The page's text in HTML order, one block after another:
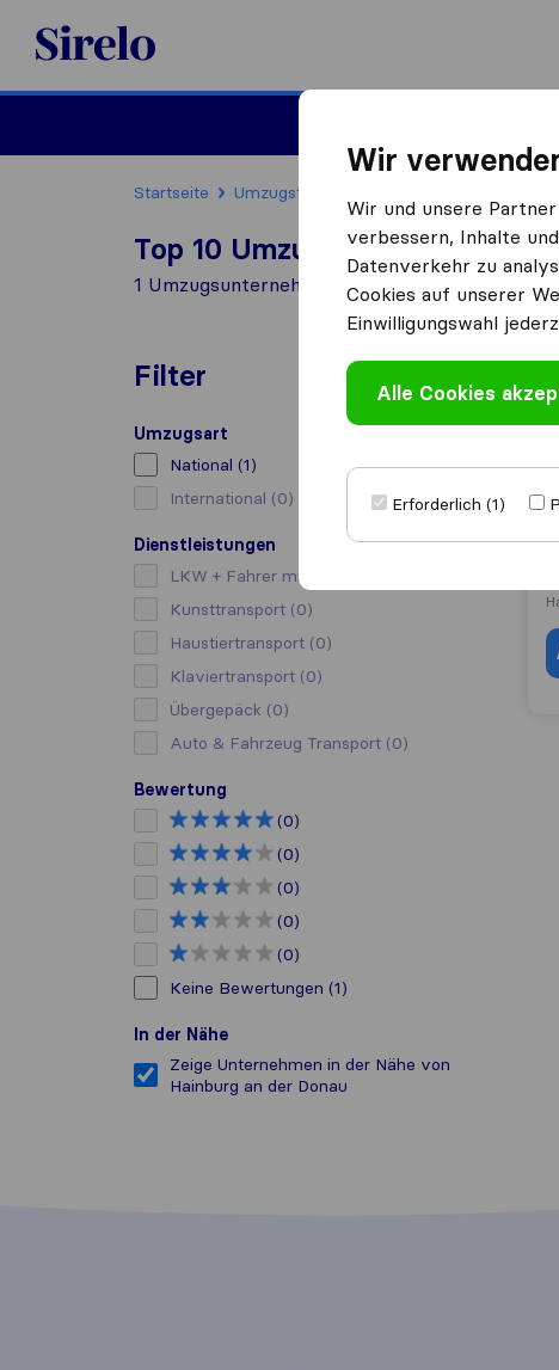
Sirelo.at
Startseite Umzugsfirmen
Top 10 Umzugs​unternehmen
1 Umzugs​unternehmen gefunden in Hainburg an
Filter
Umzugsart
National (1)
International (0)
Dienstleistungen
LKW + Fahrer mieten
Kunsttransport (0)
Haustiertransport (0)
Klaviertransport (0)
Übergepäck (0)
Auto & Fahrzeug Transport (0)
Bewertung
(0)
(0)
(0)
(0)
(0)
Keine Bewertungen (1)
In der Nähe
Zeige Unternehmen in der Nähe von
Hainburg an der Donau
Wir
Wir und unsere
verbessern, Inhalte
Datenverkehr zu
Cookies auf unserer
Einwilligungswahl
Alle Cookies
Erforderlich (1)